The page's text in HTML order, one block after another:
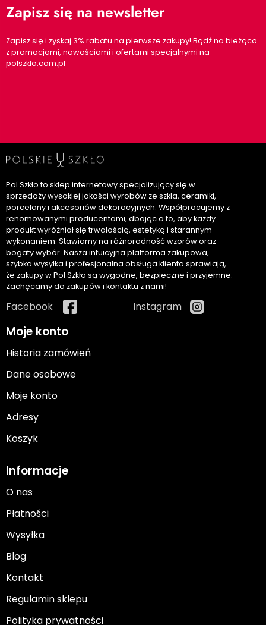
Zapisz się na newsletter
Zapisz się i zyskaj 3% rabatu na pierwsze zakupy! Bądź na bieżąco
z promocjami, nowościami i ofertami specjalnymi na
polszklo.com.pl
Pol Szkło to sklep internetowy specjalizujący się w
sprzedaży wysokiej jakości wyrobów ze szkła, ceramiki,
porcelany i akcesoriów dekoracyjnych. Współpracujemy z
renomowanymi producentami, dbając o to, aby każdy
produkt wyróżniał się trwałością, estetyką i starannym
wykonaniem. Stawiamy na różnorodność wzorów oraz
bogaty wybór. Nasza intuicyjna platforma zakupowa,
szybka wysyłka i profesjonalna obsługa klienta sprawiają,
że zakupy w Pol Szkło są wygodne, bezpieczne i przyjemne.
Zachęcamy do zakupów i kontaktu z nami!
Facebook Instagram
Moje konto
Historia zamówień
Dane osobowe
Moje konto
Adresy
Koszyk
Informacje
O nas
Płatności
Wysyłka
Blog
Kontakt
Regulamin sklepu
Polityka prywatności